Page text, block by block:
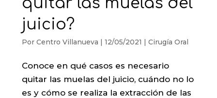
juicio?
Por Centro Villanueva | 12/05/2021 | Cirugía Oral
Conoce en qué casos es necesario
quitar las muelas del juicio, cuándo no lo
es y cómo se realiza la extracción de las